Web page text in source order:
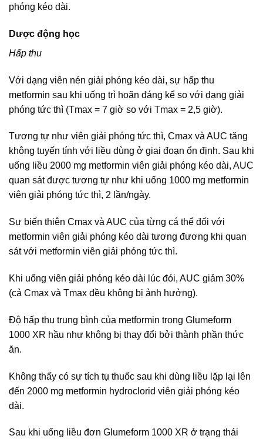
phóng kéo dài.
Dược động học
Hấp thu
Với dạng viên nén giải phóng kéo dài, sự hấp thu
metformin sau khi uống trì hoãn đáng kể so với dạng giải
phóng tức thì (Tmax = 7 giờ so với Tmax = 2,5 giờ).
Tương tự như viên giải phóng tức thì, Cmax và AUC tăng
không tuyến tính với liều dùng ở giai đoạn ổn định. Sau khi
uống liều 2000 mg metformin viên giải phóng kéo dài, AUC
quan sát được tương tự như khi uống 1000 mg metformin
viên giải phóng tức thì, 2 lần/ngày.
Sự biến thiên Cmax và AUC của từng cá thể đối với
metformin viên giải phóng kéo dài tương đương khi quan
sát với metformin viên giải phóng tức thì.
Khi uống viên giải phóng kéo dài lúc đói, AUC giảm 30%
(cả Cmax và Tmax đều không bị ảnh hưởng).
Độ hấp thu trung bình của metformin trong Glumeform
1000 XR hầu như không bị thay đổi bởi thành phần thức
ăn.
Không thấy có sự tích tụ thuốc sau khi dùng liều lặp lại lên
đến 2000 mg metformin hydroclorid viên giải phóng kéo
dài.
Sau khi uống liều đơn Glumeform 1000 XR ở trạng thái